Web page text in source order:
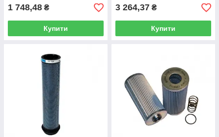
1 748,48 ₴
Купити
3 264,37 ₴
Купити